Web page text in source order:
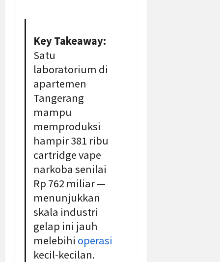
Key Takeaway:
Satu
laboratorium di
apartemen
Tangerang
mampu
memproduksi
hampir 381 ribu
cartridge vape
narkoba senilai
Rp 762 miliar —
menunjukkan
skala industri
gelap ini jauh
melebihi operasi
kecil-kecilan.